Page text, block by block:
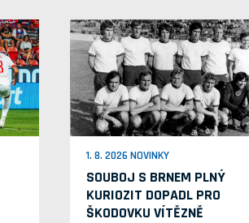
1. 8. 2026 NOVINKY
SOUBOJ S BRNEM PLNÝ
KURIOZIT DOPADL PRO
ŠKODOVKU VÍTĚZNĚ